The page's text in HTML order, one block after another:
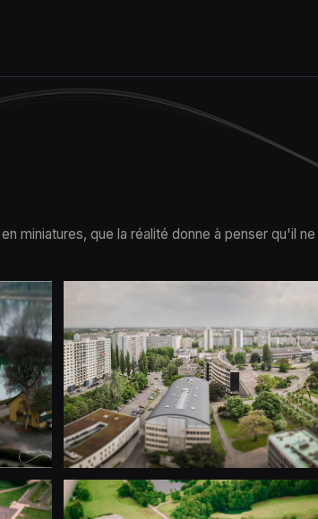
miniatures, que la réalité donne à penser qu'il